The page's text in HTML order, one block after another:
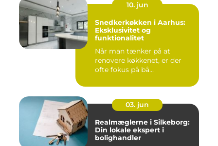
10. jun
Snedkerkøkken i Aarhus:
Eksklusivitet og
funktionalitet
Når man tænker på at
renovere køkkenet, er der
ofte fokus på bå...
03. jun
Realmæglerne i Silkeborg:
Din lokale ekspert i
bolighandler